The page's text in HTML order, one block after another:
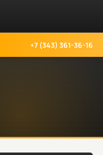
+7 (343) 361-36-16